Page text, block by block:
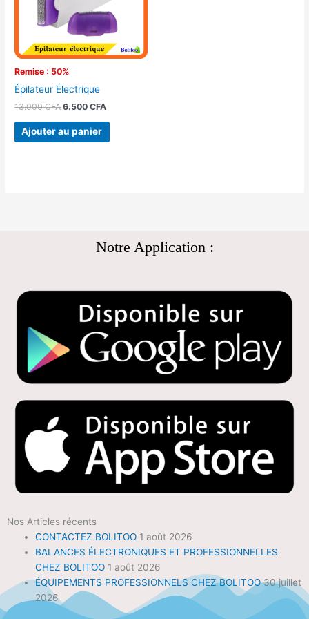
Remise : 50%
Épilateur Électrique
13.000CFA 6.500CFA
Ajouter au panier
Notre Application :
Nos Articles récents
CONTACTEZ BOLITOO 1 août 2026
BALANCES ÉLECTRONIQUES ET PROFESSIONNELLES
CHEZ BOLITOO 1 août 2026
ÉQUIPEMENTS PROFESSIONNELS CHEZ BOLITOO 30 juillet
2026